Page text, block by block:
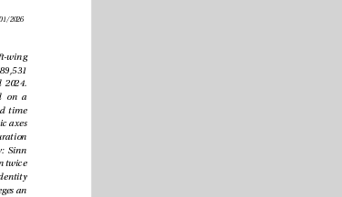
Received: 03/09/2025 - Accepted: 09/10/2025 - Early access: 10/12/2025 - Published: 01/01/2026
e study dissects the discursive architecture of contemporary left-wing
By integrating NLP techniques (SpaCy, PhraseMatcher) based on a
lexicon of 618 political concepts, frequencies, co-occurrences, and time
series were mapped to address two questions: (a) which thematic axes
Féin produces three times the Basque output and covers more than twice
the number of domains. EH Bildu concentrates on a normative-identity